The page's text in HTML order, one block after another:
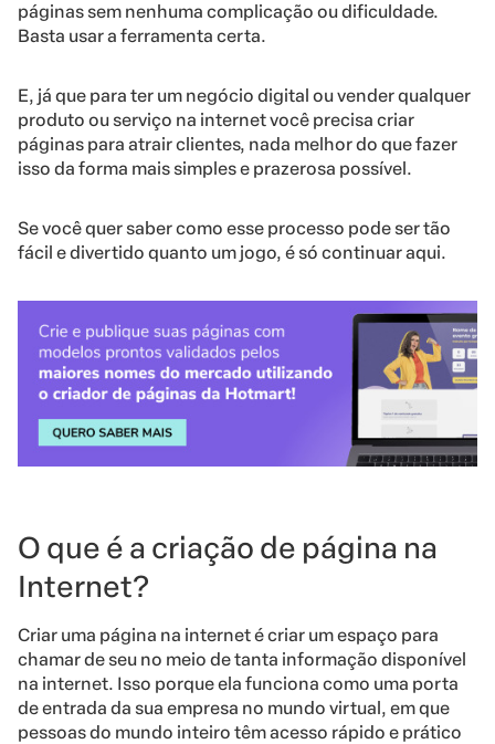
páginas sem nenhuma complicação ou dificuldade.
Basta usar a ferramenta certa.
E, já que para ter um negócio digital ou vender qualquer
produto ou serviço na internetvocê precisa criar
páginas para atrair clientes, nada melhor do que fazer
isso da forma mais simples e prazerosa possível.
Se você quer saber como esse processo pode ser tão
fácil e divertido quanto um jogo, é só continuar aqui.
O que é a criação de página na
Internet?
Criar uma página na internet é criar um espaço para
chamar de seu no meio detanta informação disponível
na internet. Isso porque ela funciona como uma porta
de entrada da sua empresa no mundo virtual, em que
pessoas do mundo inteiro têm acesso rápido e prático